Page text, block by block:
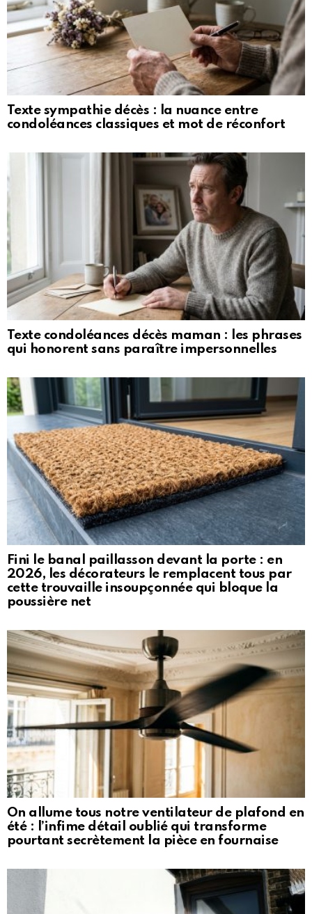
Texte sympathie décès : la nuance entre
condoléances classiques et mot de réconfort
Texte condoléances décès maman : les phrases
qui honorent sans paraître impersonnelles
Fini le banal paillasson devant la porte : en
2026, les décorateurs le remplacent tous par
cette trouvaille insoupçonnée qui bloque la
poussière net
On allume tous notre ventilateur de plafond en
été : l’infime détail oublié qui transforme
pourtant secrètement la pièce en fournaise